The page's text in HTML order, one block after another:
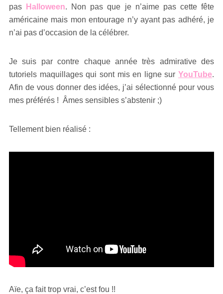
pas
Halloween. Non pas que je n’aime pas cette fête
américaine mais mon entourage n’y ayant pas adhéré, je
n’ai pas d’occasion de la célébrer.
Je suis par contre chaque année très admirative des
tutoriels maquillages qui sont mis en ligne sur YouTube.
Afin de vous donner des idées, j’ai sélectionné pour vous
mes préférés ! Âmes sensibles s’abstenir ;)
Tellement bien réalisé :
Aïe, ça fait trop vrai, c’est fou !!